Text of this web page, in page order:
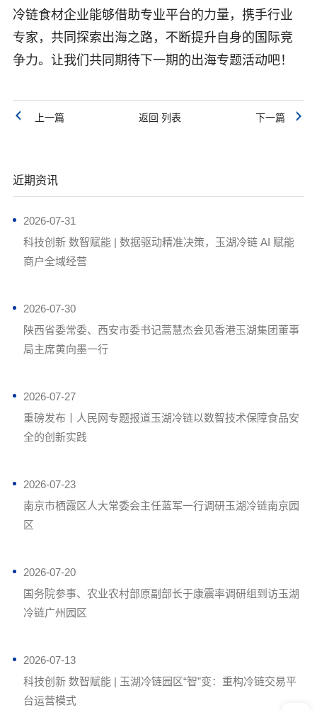
冷链食材企业能够借助专业平台的力量，携手行业
专家，共同探索出海之路，不断提升自身的国际竞
争力。让我们共同期待下一期的出海专题活动吧！
上一篇 返回 列表 下一篇
近期资讯
2026-07-31
科技创新 数智赋能 | 数据驱动精准决策，玉湖冷链 AI 赋能
商户全域经营
2026-07-30
陕西省委常委、西安市委书记蒿慧杰会见香港玉湖集团董事
局主席黄向墨一行
2026-07-27
重磅发布丨人民网专题报道玉湖冷链以数智技术保障食品安
全的创新实践
2026-07-23
南京市栖霞区人大常委会主任蓝军一行调研玉湖冷链南京园
区
2026-07-20
国务院参事、农业农村部原副部长于康震率调研组到访玉湖
冷链广州园区
2026-07-13
科技创新 数智赋能 | 玉湖冷链园区“智”变：重构冷链交易平
台运营模式